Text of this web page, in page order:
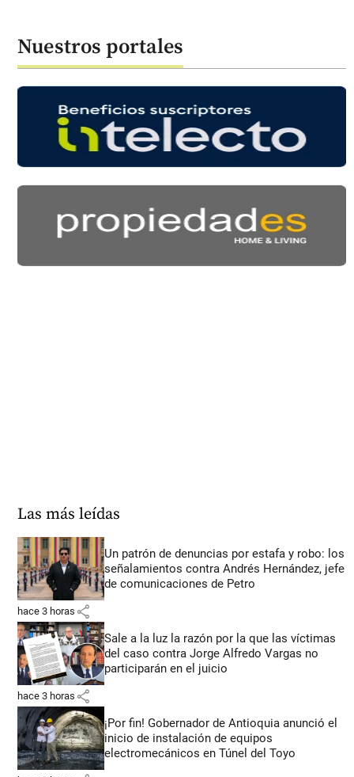
Nuestros portales
Las más leídas
Un patrón de denuncias por estafa y robo: los
señalamientos contra Andrés Hernández, jefe
de comunicaciones de Petro
hace 3 horas share
Sale a la luz la razón por la que las víctimas
del caso contra Jorge Alfredo Vargas no
participarán en el juicio
hace 3 horas share
¡Por fin! Gobernador de Antioquia anunció el
inicio de instalación de equipos
electromecánicos en Túnel del Toyo